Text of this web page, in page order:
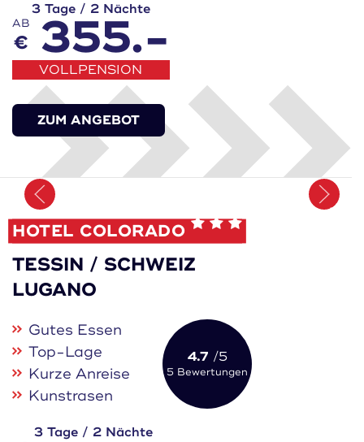
3 Tage / 2 Nächte
AB
€ 355.-
VOLLPENSION
ZUM ANGEBOT
Merken
HOTEL COLORADO
TESSIN / SCHWEIZ
LUGANO
Gutes Essen
Top-Lage
Kurze Anreise
Kunstrasen
4.7 /5
5 Bewertungen
3 Tage / 2 Nächte